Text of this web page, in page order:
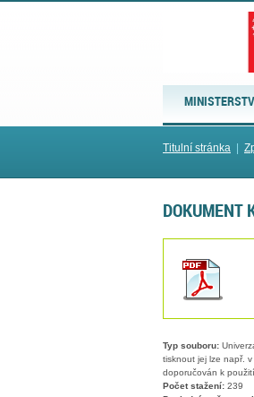
Titulní stránka
DOKUMENT
Typ souboru:
tisknout jej lze např. v
doporučován k
Počet stažení: 239